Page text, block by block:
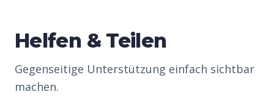
Helfen & Teilen
Gegenseitige Unterstützung einfach sichtbar
machen.